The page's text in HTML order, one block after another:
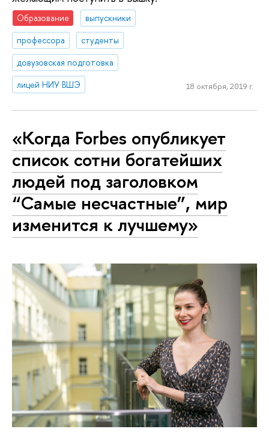
Образование
выпускники
профессора
студенты
довузовская подготовка
лицей НИУ ВШЭ
18 октября, 2019 г.
«Когда Forbes опубликует
список сотни богатейших
людей под заголовком
“Самые несчастные”, мир
изменится к лучшему»